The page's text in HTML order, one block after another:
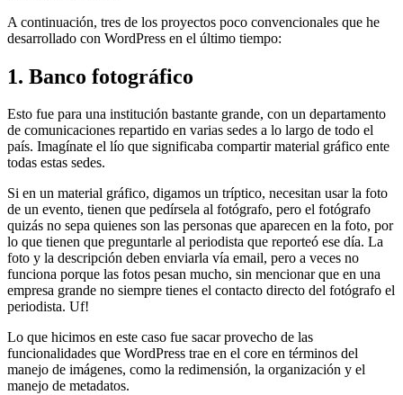
A continuación, tres de los proyectos poco convencionales que he
desarrollado con WordPress en el último tiempo:
1. Banco fotográfico
Esto fue para una institución bastante grande, con un departamento
de comunicaciones repartido en varias sedes a lo largo de todo el
país. Imagínate el lío que significaba compartir material gráfico ente
todas estas sedes.
Si en un material gráfico, digamos un tríptico, necesitan usar la foto
de un evento, tienen que pedírsela al fotógrafo, pero el fotógrafo
quizás no sepa quienes son las personas que aparecen en la foto, por
lo que tienen que preguntarle al periodista que reporteó ese día. La
foto y la descripción deben enviarla vía email, pero a veces no
funciona porque las fotos pesan mucho, sin mencionar que en una
empresa grande no siempre tienes el contacto directo del fotógrafo el
periodista. Uf!
Lo que hicimos en este caso fue sacar provecho de las
funcionalidades que WordPress trae en el core en términos del
manejo de imágenes, como la redimensión, la organización y el
manejo de metadatos.